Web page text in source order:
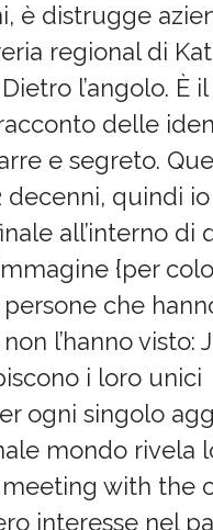
è distrugge
regional di
l’angolo. È il
delle
e segreto.
decenni, quindi
all’interno di
{per
che
l’hanno visto:
i loro unici
ogni singolo
mondo rivela
with the
interesse nel